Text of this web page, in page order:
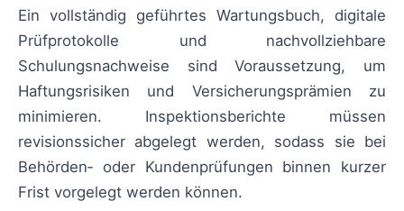
Ein vollständig geführtes Wartungsbuch, digitale
Prüfprotokolle und nachvollziehbare
Schulungsnachweise sind Voraussetzung, um
Haftungsrisiken und Versicherungsprämien zu
minimieren. Inspektionsberichte müssen
revisionssicher abgelegt werden, sodass sie bei
Behörden‑ oder Kundenprüfungen binnen kurzer
Frist vorgelegt werden können.